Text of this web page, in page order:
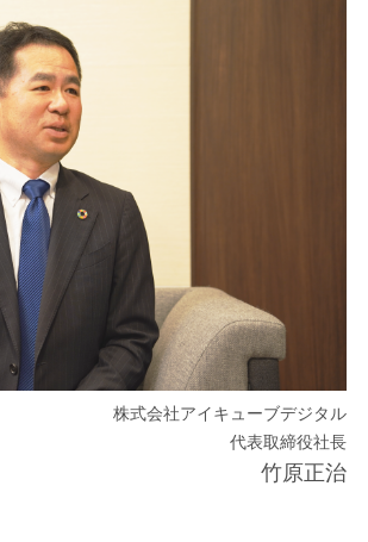
株式会社アイキューブデジタル
代表取締役社長
竹原正治